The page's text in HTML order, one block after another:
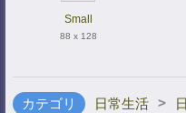
Small
88 x 128
カテゴリ 日常生活 >